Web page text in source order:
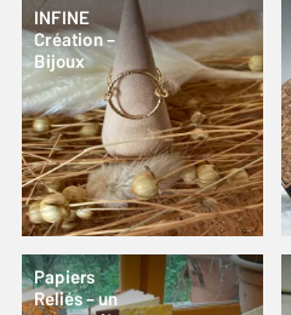
INFINE
Création –
Bijoux
Papiers
Reliés – un